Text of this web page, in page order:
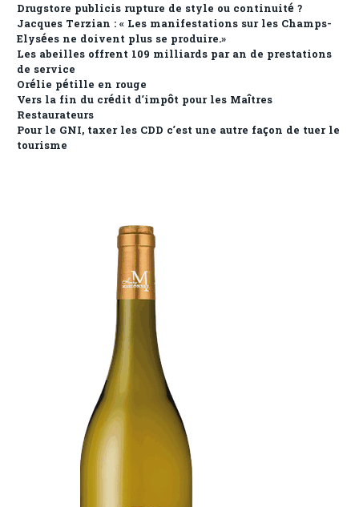
Drugstore publicis rupture de style ou continuité ?
Jacques Terzian : « Les manifestations sur les Champs-
Elysées ne doivent plus se produire.»
Les abeilles offrent 109 milliards par an de prestations
de service
Orélie pétille en rouge
Vers la fin du crédit d’impôt pour les Maîtres
Restaurateurs
Pour le GNI, taxer les CDD c’est une autre façon de tuer le
tourisme